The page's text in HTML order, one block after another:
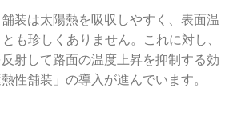
装は太陽熱を吸収しやすく、表面温
も珍しくありません。これに対し、
射して路面の温度上昇を抑制する効
性舗装」の導入が進んでいます。